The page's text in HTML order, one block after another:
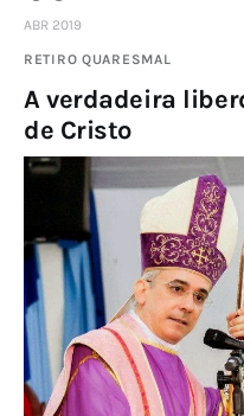
ABR 2019
RETIRO QUARESMAL
A verdadeira
de Cristo